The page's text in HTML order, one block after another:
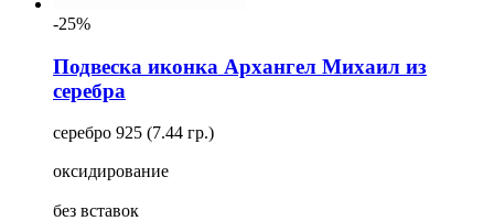
-25%
Подвеска иконка Архангел Михаил из
серебра
серебро 925 (7.44 гр.)
оксидирование
без вставок